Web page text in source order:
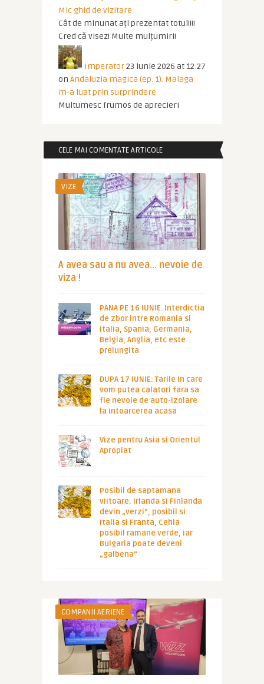
Mic ghid de vizitare
Cât de minunat ați prezentat totul!!!!
Cred că visez! Multe mulțumiri!
Imperator23 iunie 2026 at 12:27
on Andaluzia magica (ep. 1). Malaga
m-a luat prin surprindere
Multumesc frumos de aprecieri
CELE MAI COMENTATE ARTICOLE
VIZE
A avea sau a nu avea… nevoie de
viza !
PANA PE 16 IUNIE. Interdictia
de zbor intre Romania si
Italia, Spania, Germania,
Belgia, Anglia, etc este
prelungita
DUPA 17 IUNIE: Tarile in care
vom putea calatori fara sa
fie nevoie de auto-izolare
la intoarcerea acasa
Vize pentru Asia si Orientul
Apropiat
Posibil de saptamana
viitoare: Irlanda si Finlanda
devin „verzi”, posibil si
Italia si Franta, Cehia
posibil ramane verde, iar
Bulgaria poate deveni
„galbena”
COMPANII AERIENE